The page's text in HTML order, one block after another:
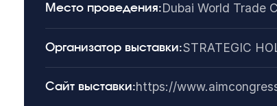
Место проведения:Dubai World Trade
Организатор выставки:STRATEGIC
Сайт выставки:https://